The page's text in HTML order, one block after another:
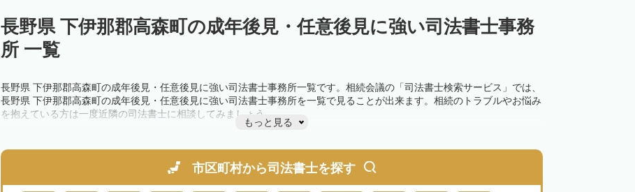
長野県 下伊那郡高森町の成年後見・任意後見に強い司法書士事務
所 一覧
長野県 下伊那郡高森町の成年後見・任意後見に強い司法書士事務所一覧です。相続会議の「司法書士検索サービス」では、
長野県 下伊那郡高森町の成年後見・任意後見に強い司法書士事務所を一覧で見ることが出来ます。相続のトラブルやお悩み
を抱えている方は一度近隣の司法書士に相談してみましょう。
もっと見る
市区町村から司法書士を探す